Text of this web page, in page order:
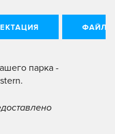
ФАЙЛЫ
парка -